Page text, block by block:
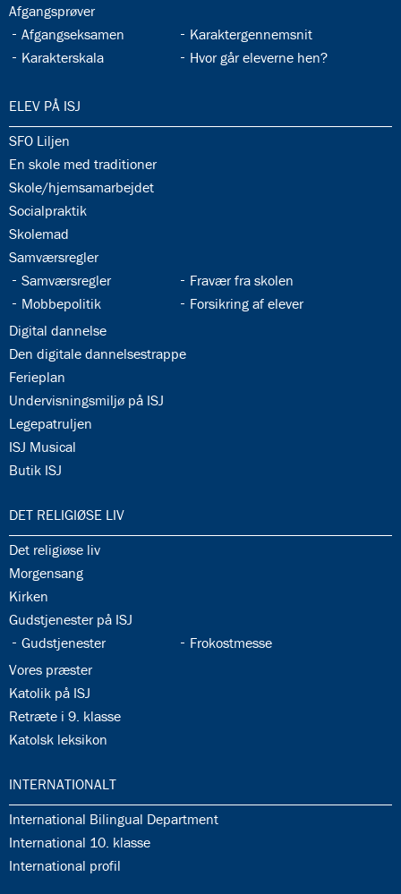
33.10:
Afgangsprøver
33.11:
Afgangseksamen 33.12:
Karaktergennemsnit
33.13:
Karakterskala 33.14:
Hvor går eleverne hen?
34.0:
ELEV PÅ ISJ
34.1:
SFO Liljen
34.2:
En skole med traditioner
34.3:
Skole/hjemsamarbejdet
34.4:
Socialpraktik
34.5:
Skolemad
34.6:
Samværsregler
34.7:
Samværsregler 34.8:
Fravær fra skolen
34.9:
Mobbepolitik 34.10:
Forsikring af elever
34.11:
Digital dannelse
34.12:
Den digitale dannelsestrappe
34.13:
Ferieplan
34.14:
Undervisningsmiljø på ISJ
34.15:
Legepatruljen
34.16:
ISJ Musical
34.17:
Butik ISJ
35.0:
DET RELIGIØSE LIV
35.1:
Det religiøse liv
35.2:
Morgensang
35.3:
Kirken
35.4:
Gudstjenester på ISJ
35.5:
Gudstjenester 35.6:
Frokostmesse
35.7:
Vores præster
35.8:
Katolik på ISJ
35.9:
Retræte i 9. klasse
35.10:
Katolsk leksikon
36.0:
INTERNATIONALT
36.1:
International Bilingual Department
36.2:
International 10. klasse
36.3:
International profil